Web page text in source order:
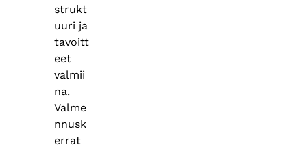
strukt
uuri ja
tavoitt
eet
valmii
na.
Valme
nnusk
errat